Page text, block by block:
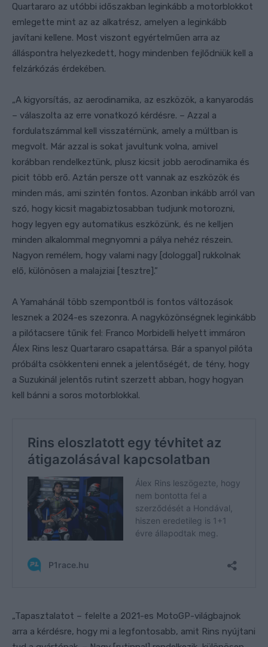
Quartararo az utóbbi időszakban leginkább a motorblokkot
emlegette mint az az alkatrész, amelyen a leginkább
javítani kellene. Most viszont egyértelműen arra az
álláspontra helyezkedett, hogy mindenben fejlődniük kell a
felzárkózás érdekében.
„A kigyorsítás, az aerodinamika, az eszközök, a kanyarodás
– válaszolta az erre vonatkozó kérdésre. – Azzal a
fordulatszámmal kell visszatérnünk, amely a múltban is
megvolt. Már azzal is sokat javultunk volna, amivel
korábban rendelkeztünk, plusz kicsit jobb aerodinamika és
picit több erő. Aztán persze ott vannak az eszközök és
minden más, ami szintén fontos. Azonban inkább arról van
szó, hogy kicsit magabiztosabban tudjunk motorozni,
hogy legyen egy automatikus eszközünk, és ne kelljen
minden alkalommal megnyomni a pálya nehéz részein.
Nagyon remélem, hogy valami nagy [dologgal] rukkolnak
elő, különösen a malajziai [tesztre].”
A Yamahánál több szempontból is fontos változások
lesznek a 2024-es szezonra. A nagyközönségnek leginkább
a pilótacsere tűnik fel: Franco Morbidelli helyett immáron
Álex Rins lesz Quartararo csapattársa. Bár a spanyol pilóta
próbálta csökkenteni ennek a jelentőségét, de tény, hogy
a Suzukinál jelentős rutint szerzett abban, hogy hogyan
kell bánni a soros motorblokkal.
„Tapasztalatot – felelte a 2021-es MotoGP-világbajnok
arra a kérdésre, hogy mi a legfontosabb, amit Rins nyújtani